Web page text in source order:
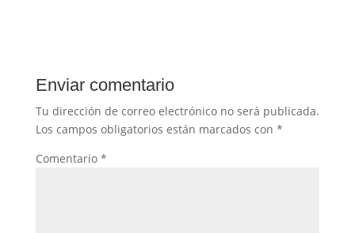
Enviar comentario
Tu dirección de correo electrónico no será publicada.
Los campos obligatorios están marcados con *
Comentario *